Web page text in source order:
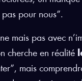
pour nous”.
mais pas avec
cherche en réalité
mais